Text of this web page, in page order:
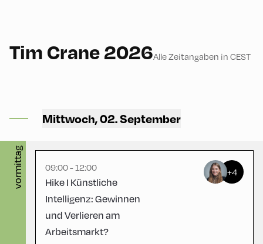
Tim Crane 2026Alle Zeitangaben in CEST
Mittwoch, 02. September
vormittag
Area
09:00 - 12:00
Hike I Künstliche
Intelligenz: Gewinnen
und Verlieren am
Arbeitsmarkt?
+4